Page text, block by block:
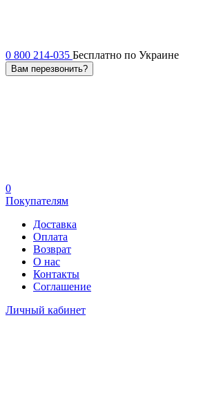
0 800 214-035 Бесплатно по Украине
Вам перезвонить?
0
Покупателям
Доставка
Оплата
Возврат
О нас
Контакты
Соглашение
Личный кабинет